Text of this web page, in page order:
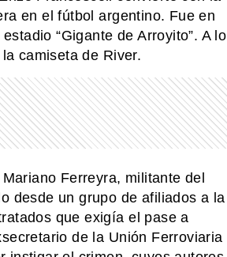
en el fútbol argentino. Fue en
“Gigante de Arroyito”. A lo
camiseta de River.
Ferreyra, militante del
desde un grupo de afiliados a la
que exigía el pase a
de la Unión Ferroviaria